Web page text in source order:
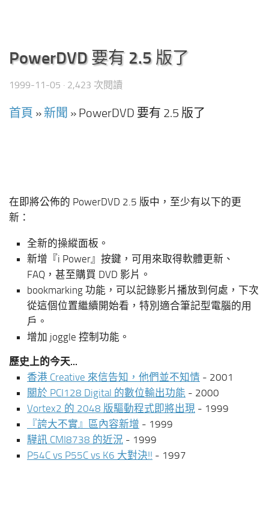
PowerDVD 要有 2.5 版了
1999-11-05 · 2,423 次閱讀
首頁 » 新聞 » PowerDVD 要有 2.5 版了
在即將公佈的 PowerDVD 2.5 版中，至少有以下的更
新：
全新的操縱面板。
新增『i Power』按鍵，可用來取得軟體更新、
FAQ，甚至購買 DVD 影片。
bookmarking 功能，可以記錄影片播放到何處，下次
從這個位置繼續開始看，特別適合筆記型電腦的用
戶。
增加 joggle 控制功能。
歷史上的今天...
香港 Creative 來信告知，他們並不知情 - 2001
關於 PCI128 Digital 的數位輸出功能 - 2000
Vortex2 的 2048 版驅動程式即將出現 - 1999
『誇大不實』區內容新增 - 1999
驊訊 CMI8738 的近況 - 1999
P54C vs P55C vs K6 大對決!! - 1997